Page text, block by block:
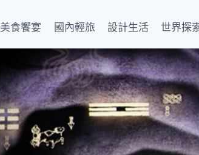
美食饗宴 國內輕旅 設計生活 世界探